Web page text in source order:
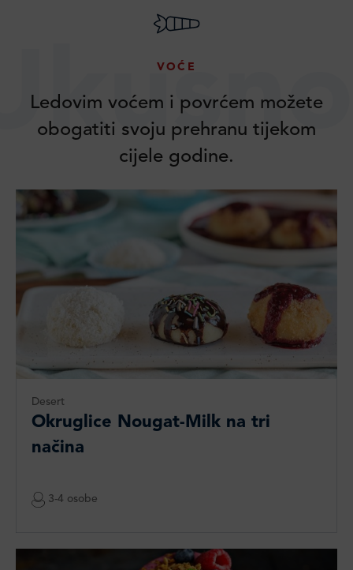
VOĆE
Ledovim voćem i povrćem možete
obogatiti svoju prehranu tijekom
cijele godine.
Desert
Okruglice Nougat-Milk na tri
načina
3-4 osobe